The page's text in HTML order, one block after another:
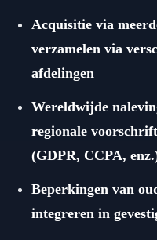
Acquisitie via
verzamelen via
afdelingen
Wereldwijde
regionale
(GDPR, CCPA,
Beperkingen van
integreren in